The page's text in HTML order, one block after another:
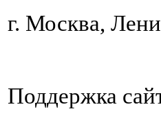
г. Москва,
Поддержка